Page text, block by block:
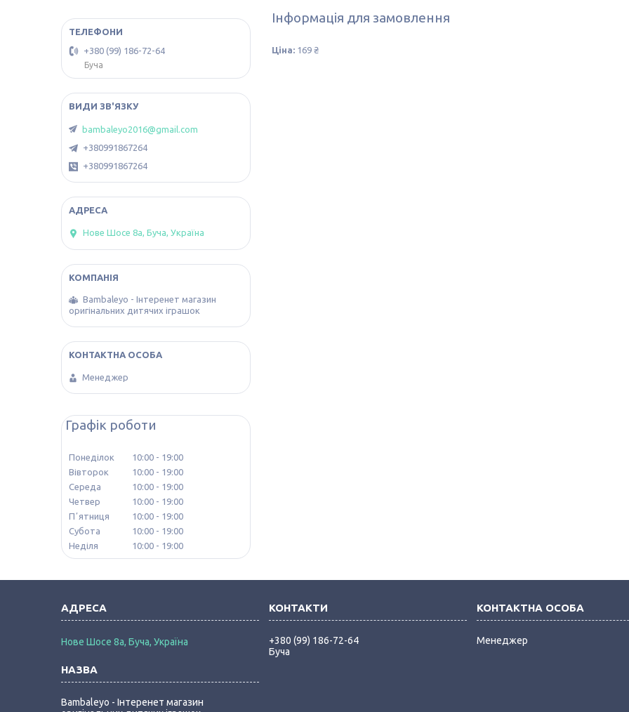
Інформація для замовлення
Ціна: 169 ₴
+380 (99) 186-72-64
Буча
bambaleyo2016@gmail.com
+380991867264
+380991867264
Нове Шосе 8а, Буча, Україна
Bambaleyo - Інтеренет магазин
оригінальних дитячих іграшок
Менеджер
Графік роботи
Понеділок 10:00
19:00
Вівторок
10:00
19:00
Середа
10:00
19:00
Четвер
10:00
19:00
Пʼятниця
10:00
19:00
Субота
10:00
19:00
Неділя
10:00 19:00
Нове Шосе 8а, Буча, Україна
Bambaleyo - Інтеренет магазин
+380 (99) 186-72-64
Буча
Менеджер